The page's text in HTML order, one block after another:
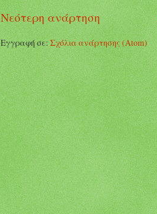
Νεότερη ανάρτηση
Εγγραφή σε:Σχόλια ανάρτησης (Atom)